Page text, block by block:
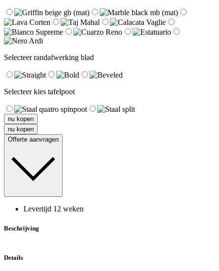
Selecteer randafwerking blad
Selecteer kies tafelpoot
nu kopen
nu kopen
Offerte aanvragen
Levertijd 12 weken
Beschrijving
Details